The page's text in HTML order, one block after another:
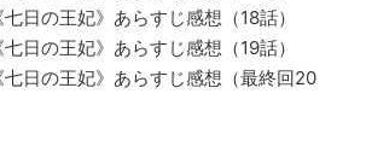
日の王妃》あらすじ感想（18話）
日の王妃》あらすじ感想（19話）
日の王妃》あらすじ感想（最終回20